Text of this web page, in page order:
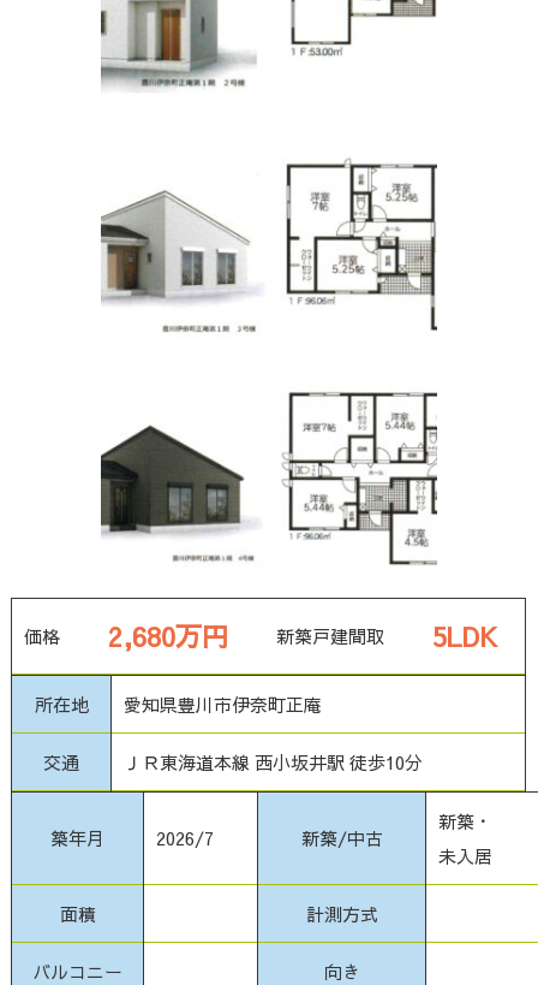
価格 2,680万円 新築戸建間取 5LDK
所在地 愛知県豊川市伊奈町正庵
交通 ＪＲ東海道本線 西小坂井駅 徒歩10分
築年月 2026/7 新築/中古
新築・
未入居
面積 計測方式
バルコニー 向き